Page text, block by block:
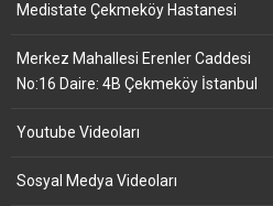
Medistate Çekmeköy Hastanesi
Merkez Mahallesi Erenler Caddesi
No:16 Daire: 4B Çekmeköy İstanbul
Youtube Videoları
Sosyal Medya Videoları